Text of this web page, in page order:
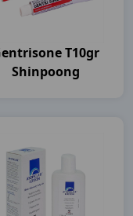
T10gr
Shinpoong